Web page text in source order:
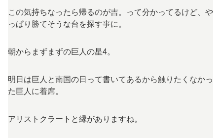
この気持ちなったら帰るのが吉。って分かってるけど、や
っぱり勝てそうな台を探す事に。
朝からまずまずの巨人の星4。
明日は巨人と南国の日って書いてあるから触りたくなかっ
た巨人に着席。
アリストクラートと縁がありますね。